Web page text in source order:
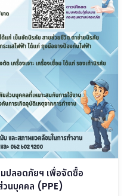
ปลอดภัยฯ เพื่อจัดซื้อ
นบุคคล (PPE)